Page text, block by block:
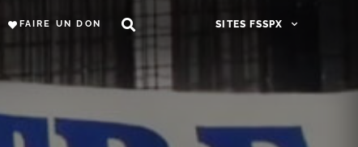
FAIRE UN DON SITES FSSPX